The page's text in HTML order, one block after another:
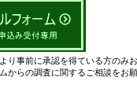
り事前に承認を得ている方のみお
からの調査に関するご相談をお願